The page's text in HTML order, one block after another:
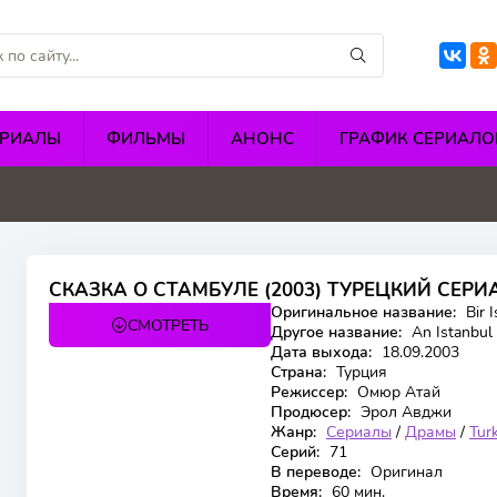
ФИЛЬМЫ АНОНС ГРАФИК
СКАЗКА О СТАМБУЛЕ (2003) ТУРЕЦКИЙ
6.5
СМОТРЕТЬ
Оригинальное название: Bir
Другое название: An Istanbul
Дата выхода: 18.09.2003
Страна: Турция
Режиссер: Омюр Атай
Продюсер: Эрол Авджи
Жанр: Сериалы / Драмы /
Серий: 71
В переводе: Оригинал
Время: 60 мин.